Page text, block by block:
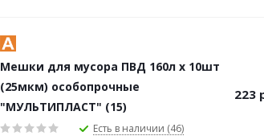
Мешки для мусора ПВД 160л х 10шт
(25мкм) особопрочные
"МУЛЬТИПЛАСТ" (15)
Есть в наличии (46)
223